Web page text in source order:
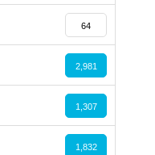
64
2,981
1,307
1,832